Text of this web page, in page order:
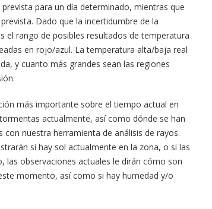
para un día determinado, mientras que
Dado que la incertidumbre de la
rango de posibles resultados de temperatura
en rojo/azul. La temperatura alta/baja real
y cuanto más grandes sean las regiones
más importante sobre el tiempo actual en
actualmente, así como dónde se han
nuestra herramienta de análisis de rayos.
si hay sol actualmente en la zona, o si las
las observaciones actuales le dirán cómo son
momento, así como si hay humedad y/o